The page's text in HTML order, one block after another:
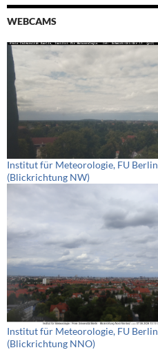
WEBCAMS
Institut für Meteorologie, FU Berlin
(Blickrichtung NW)
Institut für Meteorologie, FU Berlin
(Blickrichtung NNO)